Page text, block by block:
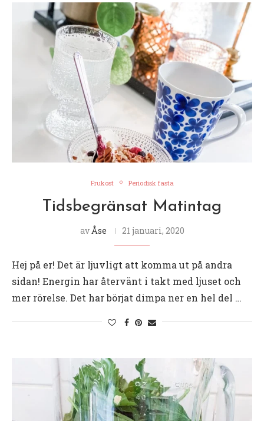
Frukost Periodisk fasta
Tidsbegränsat Matintag
av Åse 21 januari, 2020
Hej på er! Det är ljuvligt att komma ut på andra
sidan! Energin har återvänt i takt med ljuset och
mer rörelse. Det har börjat dimpa ner en hel del …